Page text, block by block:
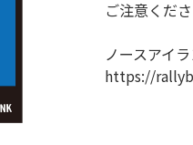
ご注意くださ
ノースアイ
https://